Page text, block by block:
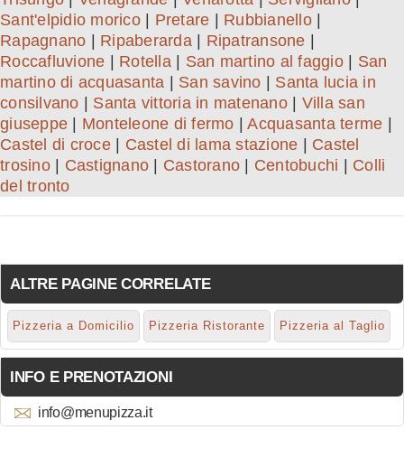
Sant'elpidio morico| Pretare Rubbianello|
Rapagnano
Ripaberarda| Ripatransone
Roccafluvione
Rotella| San martino al faggio| San
martino di acquasanta
San savino
Santa lucia in
consilvano
Santa vittoria in matenano| Villa san
giuseppe
Monteleone di fermo |Acquasanta terme
Castel di croce| Castel di lama stazione
Castel
trosino| Castignano Castorano Centobuchi
Colli
del tronto
ALTRE PAGINE CORRELATE
Pizzeria a Domicilio Pizzeria Ristorante Pizzeria al Taglio
INFO E PRENOTAZIONI
info@menupizza.it